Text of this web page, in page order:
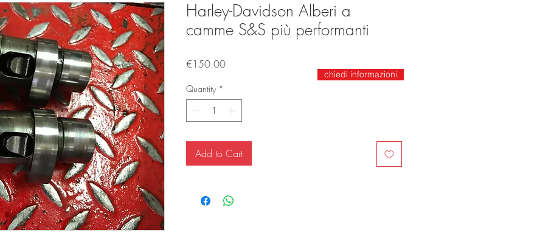
Harley-Davidson Alberi a
camme S&S più performanti
€150.00Price
Quantity *
Add to Cart
chiedi informazioni